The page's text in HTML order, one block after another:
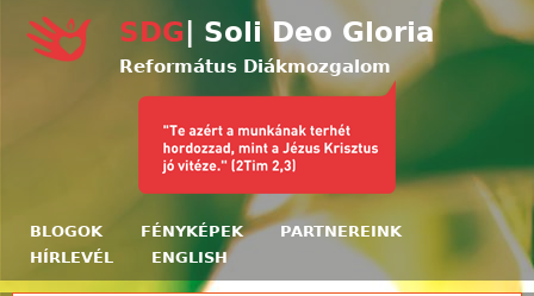
Ugrás a tartalomra
SDG | Soli Deo Gloria
Református Diákmozgalom
BLOGOK FÉNYKÉPEK
PARTNEREINK
HÍRLEVÉL
ENGLISH